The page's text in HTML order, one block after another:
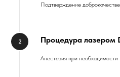
Подтверждение
Процедура лазером
Анестезия при необходимости